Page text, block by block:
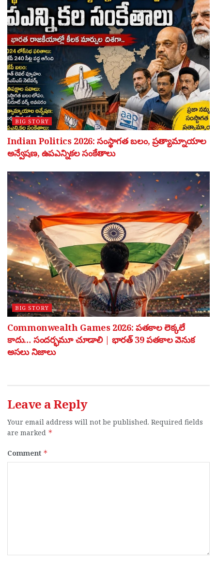
BIG STORY
Indian Politics 2026: సంస్థాగత బలం, ప్రత్యామ్నాయాల
అన్వేషణ, ఉపఎన్నికల సంకేతాలు
BIG STORY
Commonwealth Games 2026: పతకాల లెక్కలే
కాదు… సందర్భమూ చూడాలి | భారత్ 39 పతకాల వెనుక
అసలు నిజాలు
Leave a Reply
Your email address will not be published. Required fields
are marked *
Comment *